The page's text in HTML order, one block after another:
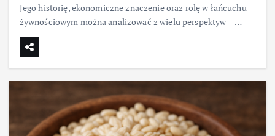
Jego historię, ekonomiczne znaczenie oraz rolę w łańcuchu
żywnościowym można analizować z wielu perspektyw —…